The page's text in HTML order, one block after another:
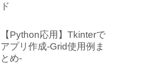
ド
【Python応用】Tkinterで
アプリ作成-Grid使用例ま
とめ-